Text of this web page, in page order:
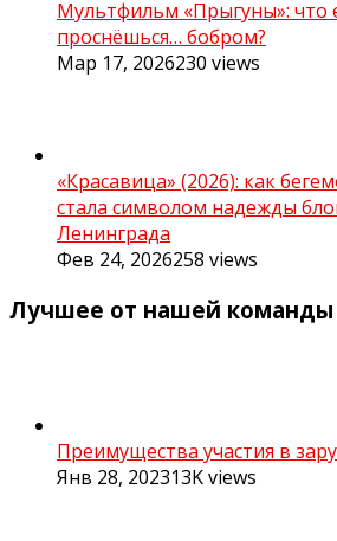
Мультфильм «Прыгуны»: что
проснёшься… бобром?
Мар 17, 2026230 views
«Красавица» (2026): как
стала символом надежды
Ленинграда
Фев 24, 2026258 views
Лучшее от нашей команды
Преимущества участия в
Янв 28, 202313Kviews